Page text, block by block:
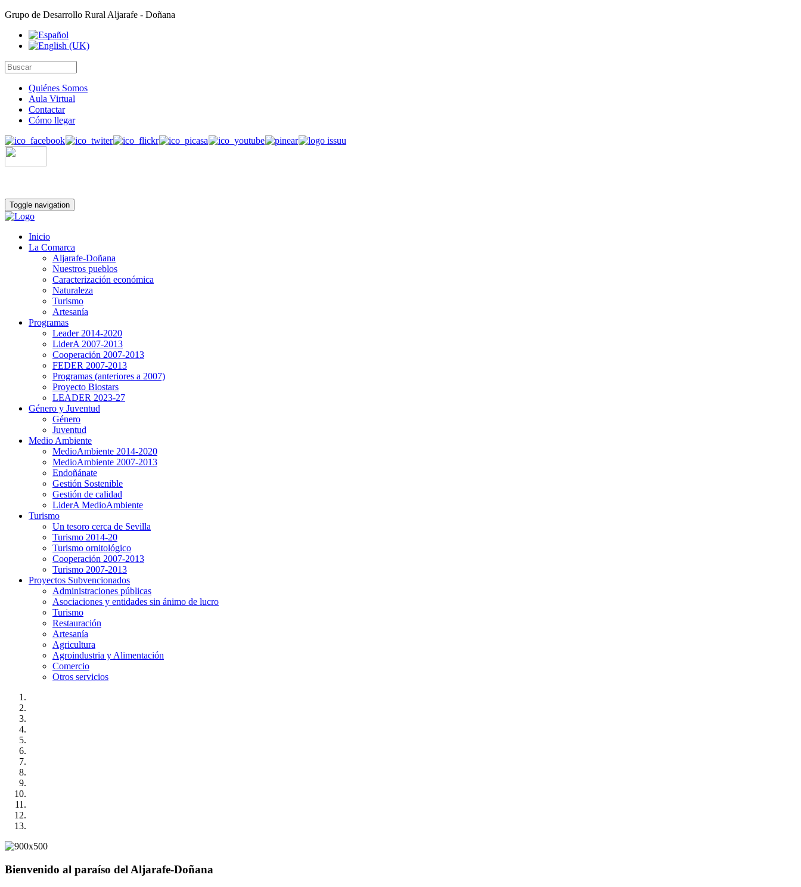
Grupo de Desarrollo Rural Aljarafe - Doñana
Quiénes Somos
Aula Virtual
Contactar
Cómo llegar
Toggle navigation
Inicio
La Comarca
Aljarafe-Doñana
Nuestros pueblos
Caracterización económica
Naturaleza
Turismo
Artesanía
Programas
Leader 2014-2020
LiderA 2007-2013
Cooperación 2007-2013
FEDER 2007-2013
Programas (anteriores a 2007)
Proyecto Biostars
LEADER 2023-27
Género y Juventud
Género
Juventud
Medio Ambiente
MedioAmbiente 2014-2020
MedioAmbiente 2007-2013
Endoñánate
Gestión Sostenible
Gestión de calidad
LiderA MedioAmbiente
Turismo
Un tesoro cerca de Sevilla
Turismo 2014-20
Turismo ornitológico
Cooperación 2007-2013
Turismo 2007-2013
Proyectos Subvencionados
Administraciones públicas
Asociaciones y entidades sin ánimo de lucro
Turismo
Restauración
Artesanía
Agricultura
Agroindustria y Alimentación
Comercio
Otros servicios
Bienvenido al paraíso del Aljarafe-Doñana